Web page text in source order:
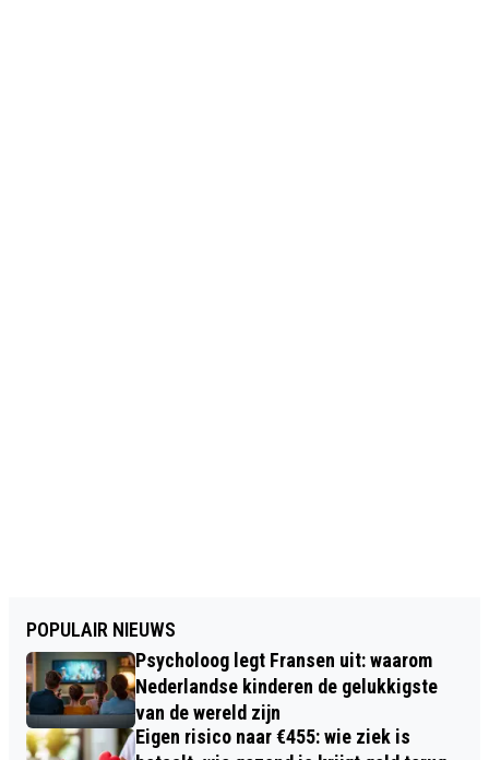
POPULAIR NIEUWS
Psycholoog legt Fransen uit: waarom
Nederlandse kinderen de gelukkigste
van de wereld zijn
Eigen risico naar €455: wie ziek is